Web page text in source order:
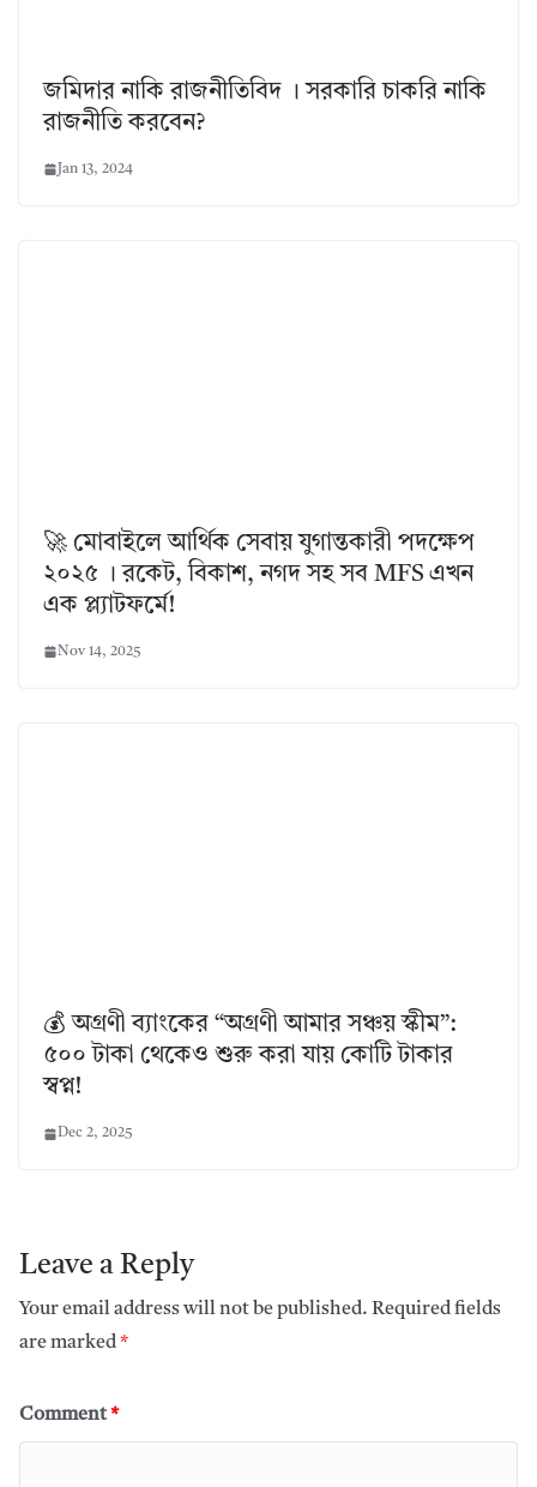
জমিদার নাকি রাজনীতিবিদ । সরকারি চাকরি নাকি
রাজনীতি করবেন?
Jan 13, 2024
🚀 মোবাইলে আর্থিক সেবায় যুগান্তকারী পদক্ষেপ
২০২৫ । রকেট, বিকাশ, নগদ সহ সব MFS এখন
এক প্ল্যাটফর্মে!
Nov 14, 2025
💰 অগ্রণী ব্যাংকের “অগ্রণী আমার সঞ্চয় স্কীম”:
৫০০ টাকা থেকেও শুরু করা যায় কোটি টাকার
স্বপ্ন!
Dec 2, 2025
Leave a Reply
Your email address will not be published. Required fields
are marked*
Comment*